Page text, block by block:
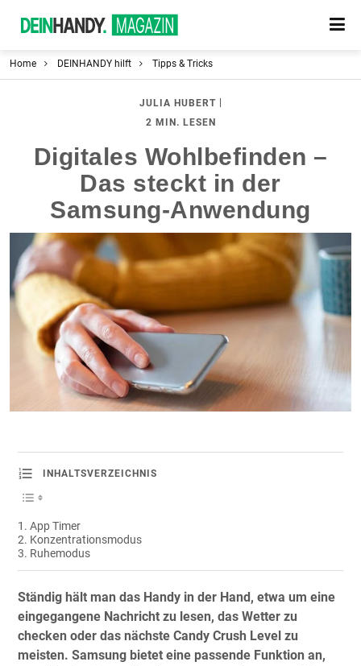
Home DEINHANDY hilft Tipps & Tricks
JULIA HUBERT|
2 MIN. LESEN
Digitales Wohlbefinden –
Das steckt in der
Samsung-Anwendung
INHALTSVERZEICHNIS
App Timer
Konzentrationsmodus
Ruhemodus
Ständig hält man das Handy in der Hand, etwa um eine
eingegangene Nachricht zu lesen, das Wetter zu
checken oder das nächste Candy Crush Level zu
meisten. Samsung bietet eine passende Funktion an,